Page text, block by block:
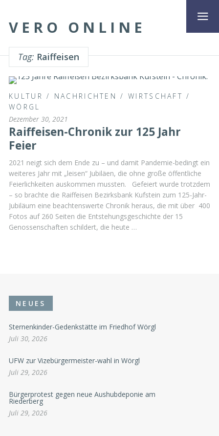
VERO ONLINE
Tag: Raiffeisen
KULTUR / NACHRICHTEN /WIRTSCHAFT /
WÖRGL
Dezember 30, 2021
Raiffeisen-Chronik zur 125 Jahr
Feier
2021 neigt sich dem Ende zu – und damit Pandemie-bedingt ein
weiteres Jahr mit „leisen“ Jubiläen, die ohne große öffentliche
Feierlichkeiten auskommen mussten. Gefeiert wurde trotzdem
– so brachte die Raiffeisen Bezirksbank Kufstein zum 125-Jahr-
Jubiläum eine beachtenswerte Chronik heraus, die mit über 400
Fotos auf 260 Seiten die Entstehungsgeschichte der 15
Genossenschaften schildert, die heute …
NEUES
Sternenkinder-Gedenkstätte im Friedhof Wörgl
Juli 30, 2026
UFW zur Vizebürgermeister-wahl in Wörgl
Juli 29, 2026
Bürgerprotest gegen neue Aushubdeponie am
Riederberg
Juli 29, 2026